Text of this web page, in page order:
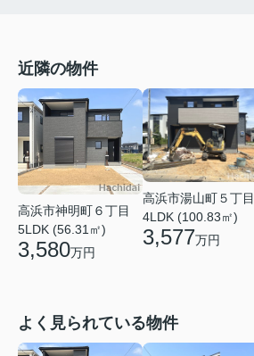
近隣の物件
高浜市神明町６丁目
5LDK (56.31㎡)
3,580万円
高浜市湯山町５丁目
4LDK (100.83㎡)
3,577万円
よく見られている物件